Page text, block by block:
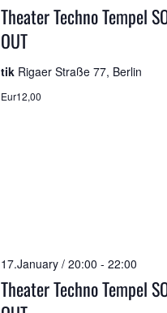
Theater Techno Tempel
OUT
tik Rigaer Straße 77, Berlin
Eur12,00
Theater Techno Tempel
17.January / 20:00 - 22:00